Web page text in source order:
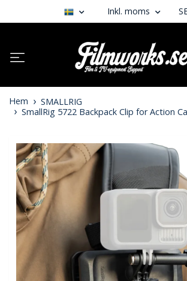
Inkl. moms
Hem
SMALLRIG
SmallRig 5722 Backpack Clip for Action